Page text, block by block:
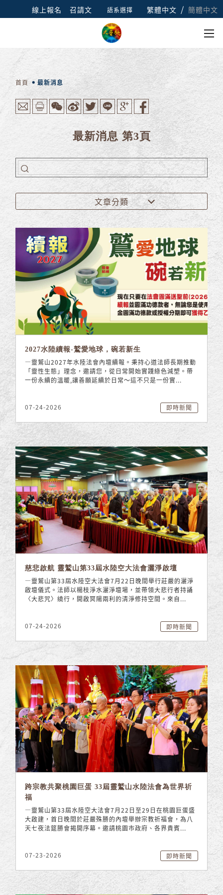
線上報名 召請文 語系選擇 繁體中文 / 簡體中文
首頁 最新消息
最新消息 第3頁
文章分類
2027水陸續報-鷲愛地球，碗若新生
—靈鷲山2027年水陸法會內壇續報。秉持心道法師長期推動
「靈性生態」理念，邀請您，從日常開始實踐綠色減塑。帶
一份永續的溫暖,讓善願延續於日常〜這不只是一份實...
07-24-2026 即時新聞
慈悲啟航 靈鷲山第33屆水陸空大法會灑淨啟壇
—靈鷲山第33屆水陸空大法會7月22日晚間舉行莊嚴的灑淨
啟壇儀式。法師以楊枝淨水灑淨壇場，並帶領大悲行者持誦
〈大悲咒〉繞行，開啟冥陽兩利的清淨修持空間。來自...
07-24-2026 即時新聞
跨宗教共聚桃園巨蛋 33屆靈鷲山水陸法會為世界祈
福
—靈鷲山第33屆水陸空大法會7月22日至29日在桃園巨蛋盛
大啟建，首日晚間於莊嚴殊勝的內壇舉辦宗教祈福會，為八
天七夜法筵勝會揭開序幕。邀請桃園市政府、各界貴賓...
07-23-2026 即時新聞